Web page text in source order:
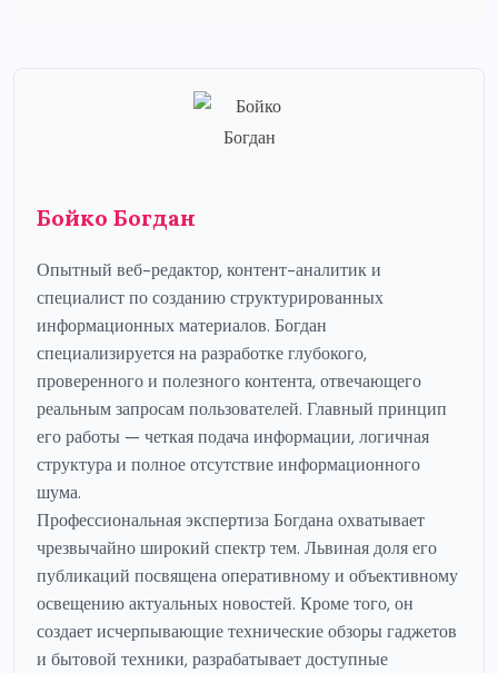
Бойко Богдан
Опытный веб-редактор, контент-аналитик и
специалист по созданию структурированных
информационных материалов. Богдан
специализируется на разработке глубокого,
проверенного и полезного контента, отвечающего
реальным запросам пользователей. Главный принцип
его работы — четкая подача информации, логичная
структура и полное отсутствие информационного
шума.
Профессиональная экспертиза Богдана охватывает
чрезвычайно широкий спектр тем. Львиная доля его
публикаций посвящена оперативному и объективному
освещению актуальных новостей. Кроме того, он
создает исчерпывающие технические обзоры гаджетов
и бытовой техники, разрабатывает доступные